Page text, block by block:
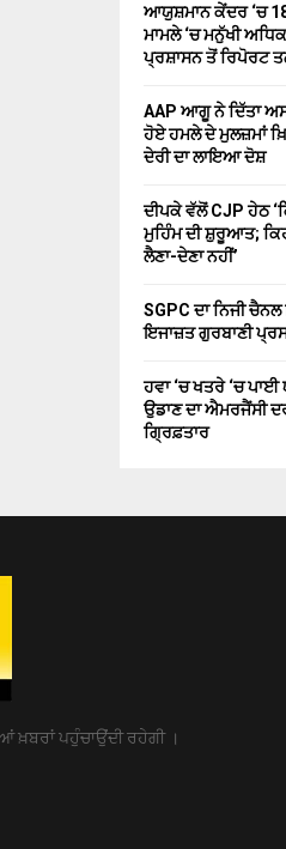
ਆਯੁਸ਼ਮਾਨ ਕੇਂਦਰ ‘ਚ
ਮਾਮਲੇ ‘ਚ ਮਨੁੱਖੀ
ਪ੍ਰਸ਼ਾਸਨ ਤੋਂ ਰਿਪੋਰਟ
AAP ਆਗੂ ਨੇ ਦਿੱਤਾ
ਹੋਏ ਹਮਲੇ ਦੇ ਮੁਲਜ਼ਮਾਂ
ਦੇਰੀ ਦਾ ਲਾਇਆ ਦੋਸ਼
ਦੀਪਕੇ ਵੱਲੋਂ CJP ਹੇਠ
ਮੁਹਿੰਮ ਦੀ ਸ਼ੁਰੂਆਤ;
ਲੈਣਾ-ਦੇਣਾ ਨਹੀਂ’
SGPC ਦਾ ਨਿਜੀ
ਇਜਾਜ਼ਤ ਗੁਰਬਾਣੀ
ਹਵਾ ‘ਚ ਖਤਰੇ ‘ਚ ਪਾਈ
ਉਡਾਣ ਦਾ ਐਮਰਜੈਂਸੀ
ਗ੍ਰਿਫ਼ਤਾਰ
ਖ਼ਬਰਾਂ ਪਹੁੰਚਾਉਂਦੀ ਰਹੇਗੀ ।